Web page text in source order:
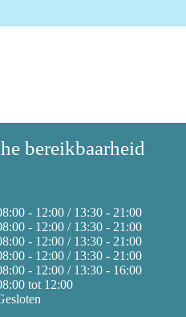
bereikbaarheid
- 12:00 / 13:30 - 21:00
- 12:00 / 13:30 - 21:00
- 12:00 / 13:30 - 21:00
- 12:00 / 13:30 - 21:00
- 12:00 / 13:30 - 16:00
tot 12:00